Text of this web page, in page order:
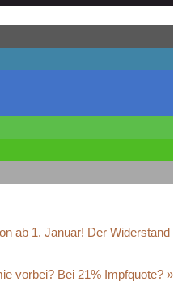
ab 1. Januar! Der Widerstand
vorbei? Bei 21% Impfquote?